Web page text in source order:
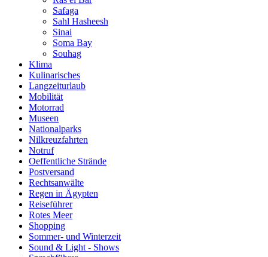
Safaga
Sahl Hasheesh
Sinai
Soma Bay
Souhag
Klima
Kulinarisches
Langzeiturlaub
Mobilität
Motorrad
Museen
Nationalparks
Nilkreuzfahrten
Notruf
Oeffentliche Strände
Postversand
Rechtsanwälte
Regen in Ägypten
Reiseführer
Rotes Meer
Shopping
Sommer- und Winterzeit
Sound & Light - Shows